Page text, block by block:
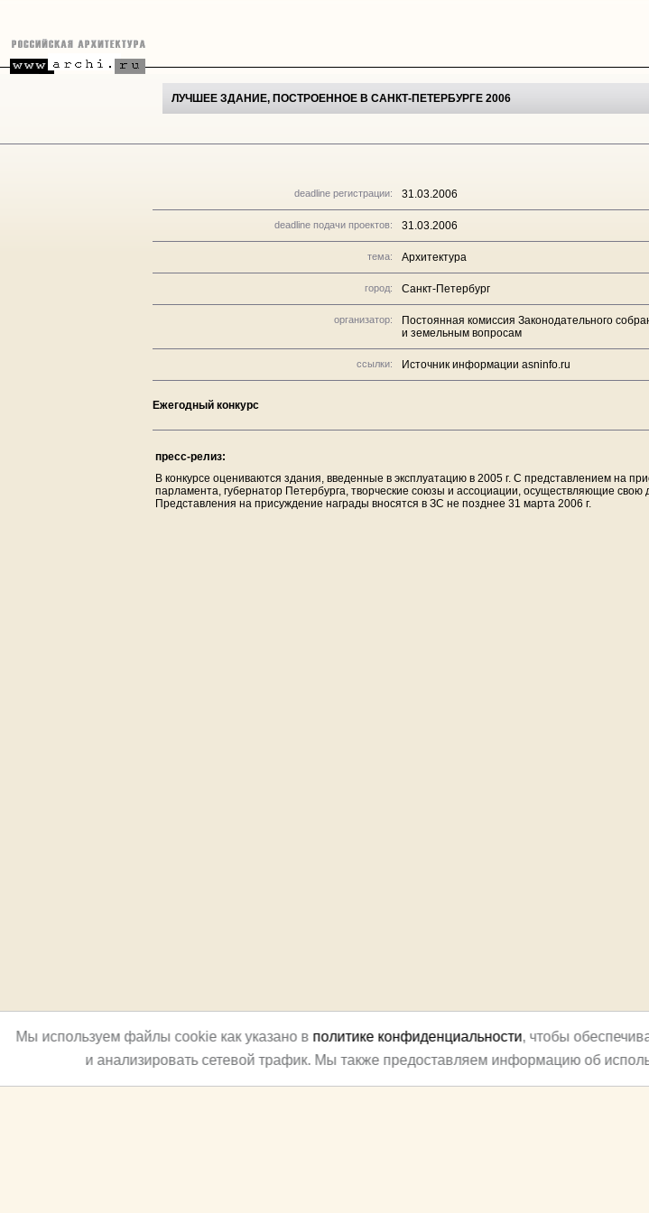
ЛУЧШЕЕ ЗДАНИЕ, ПОСТРОЕННОЕ В САНКТ-ПЕТЕРБУРГЕ 2006
deadline регистрации: 31.03.2006
deadline подачи проектов: 31.03.2006
тема: Архитектура
город: Санкт-Петербург
организатор:
Постоянная комиссия Законодательного
и земельным вопросам
ссылки: Источник информации asninfo.ru
Ежегодный конкурс
пресс-релиз:
В конкурсе оцениваются здания, введенные в эксплуатацию в 2005 г. С представлением на
парламента, губернатор Петербурга, творческие союзы и ассоциации, осуществляющие свою
Представления на присуждение награды вносятся в ЗС не позднее 31 марта 2006 г.
Мы используем файлы cookie как указано в политике конфиденциальности, чтобы
и анализировать сетевой трафик. Мы также предоставляем информацию об